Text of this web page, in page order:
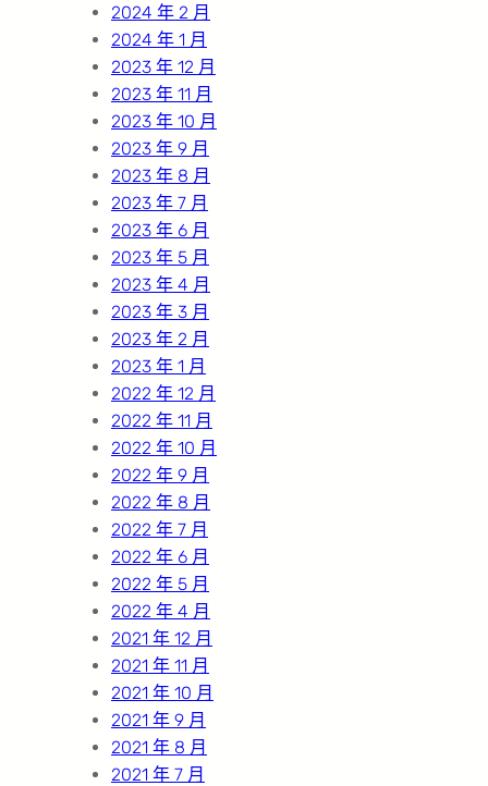
2024 年 2 月
2024 年 1 月
2023 年 12 月
2023 年 11 月
2023 年 10 月
2023 年 9 月
2023 年 8 月
2023 年 7 月
2023 年 6 月
2023 年 5 月
2023 年 4 月
2023 年 3 月
2023 年 2 月
2023 年 1 月
2022 年 12 月
2022 年 11 月
2022 年 10 月
2022 年 9 月
2022 年 8 月
2022 年 7 月
2022 年 6 月
2022 年 5 月
2022 年 4 月
2021 年 12 月
2021 年 11 月
2021 年 10 月
2021 年 9 月
2021 年 8 月
2021 年 7 月